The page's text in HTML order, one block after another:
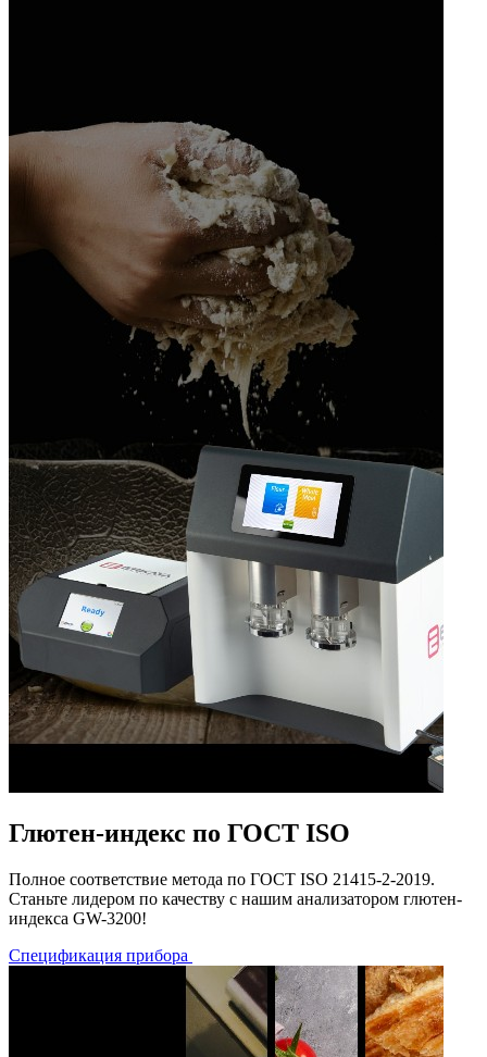
Глютен-индекс по ГОСТ ISO
Полное соответствие метода по ГОСТ ISO 21415-2-2019.
Станьте лидером по качеству с нашим анализатором глютен-
индекса GW-3200!
Спецификация прибора